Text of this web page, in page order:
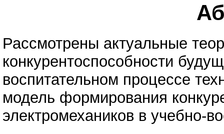
Рассмотрены актуальные
конкурентоспособности
воспитательном процессе
модель формирования
электромехаников в учебно-